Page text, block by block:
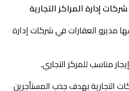
شركات إدارة المراكز التجارية
مديرو العقارات في شركات إدارة
مناسب للمركز التجاري.
التجارية بهدف جذب المستأجرين